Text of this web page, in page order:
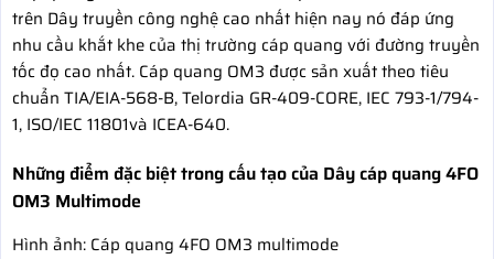
trên Dây truyền công nghệ cao nhất hiện nay nó đáp ứng
nhu cầu khắt khe của thị trường cáp quang với đường truyền
tốc đọ cao nhất. Cáp quang OM3 được sản xuất theo tiêu
chuẩn TIA/EIA-568-B, Telordia GR-409-CORE, IEC 793-1/794-
1, ISO/IEC 11801và ICEA-640.
Những điểm đặc biệt trong cấu tạo của Dây cáp quang 4FO
OM3 Multimode
Hình ảnh: Cáp quang 4FO OM3 multimode